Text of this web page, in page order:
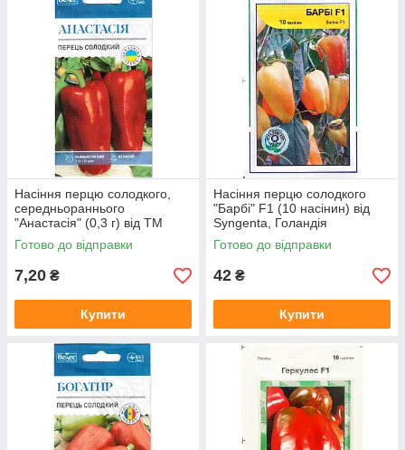
Насіння перцю солодкого,
середньораннього
"Анастасія" (0,3 г) від ТМ
"Велес"
Готово до відправки
7,20 ₴
Купити
Насіння перцю солодкого
"Барбі" F1 (10 насінин) від
Syngenta, Голандія
Готово до відправки
42 ₴
Купити